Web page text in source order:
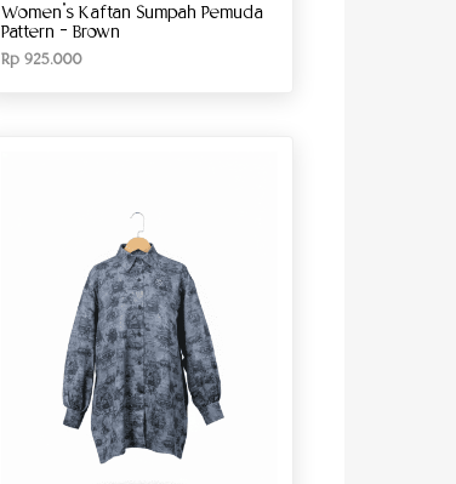
Women’s Kaftan Sumpah Pemuda
Pattern – Brown
Rp 925.000